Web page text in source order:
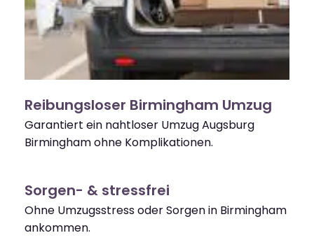
Reibungsloser Birmingham Umzug
Garantiert ein nahtloser Umzug Augsburg
Birmingham ohne Komplikationen.
Sorgen- & stressfrei
Ohne Umzugsstress oder Sorgen in Birmingham
ankommen.